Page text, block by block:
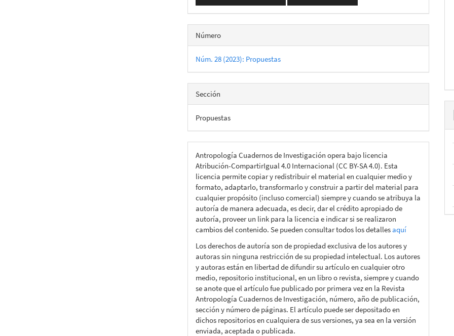
Número
Núm. 28 (2023): Propuestas
Sección
Propuestas
Antropología Cuadernos de Investigación opera bajo licencia
Atribución-CompartirIgual 4.0 Internacional (CC BY-SA 4.0). Esta
licencia permite copiar y redistribuir el material en cualquier medio y
formato, adaptarlo, transformarlo y construir a partir del material para
cualquier propósito (incluso comercial) siempre y cuando se atribuya la
autoría de manera adecuada, es decir, dar el crédito apropiado de
autoría, proveer un link para la licencia e indicar si se realizaron
cambios del contenido. Se pueden consultar todos los detallesaquí
Los derechos de autoría son de propiedad exclusiva de los autores y
autoras sin ninguna restricción de su propiedad intelectual. Los autores
y autoras están en libertad de difundir su artículo en cualquier otro
medio, repositorio institucional, en un libro o revista, siempre y cuando
se anote que el artículo fue publicado por primera vez en la Revista
Antropología Cuadernos de Investigación, número, año de publicación,
sección y número de páginas. El artículo puede ser depositado en
dichos repositorios en cualquiera de sus versiones, ya sea en la versión
enviada, aceptada o publicada.